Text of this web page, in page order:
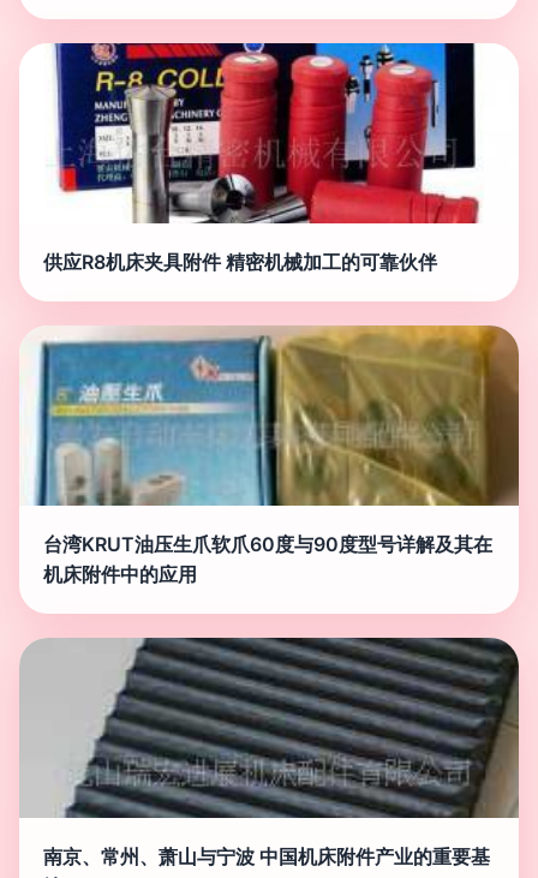
供应R8机床夹具附件 精密机械加工的可靠伙伴
台湾KRUT油压生爪软爪60度与90度型号详解及其在
机床附件中的应用
南京、常州、萧山与宁波 中国机床附件产业的重要基